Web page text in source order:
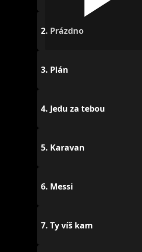
2. Prázdno
3. Plán
4. Jedu za tebou
5. Karavan
6. Messi
7. Ty víš kam